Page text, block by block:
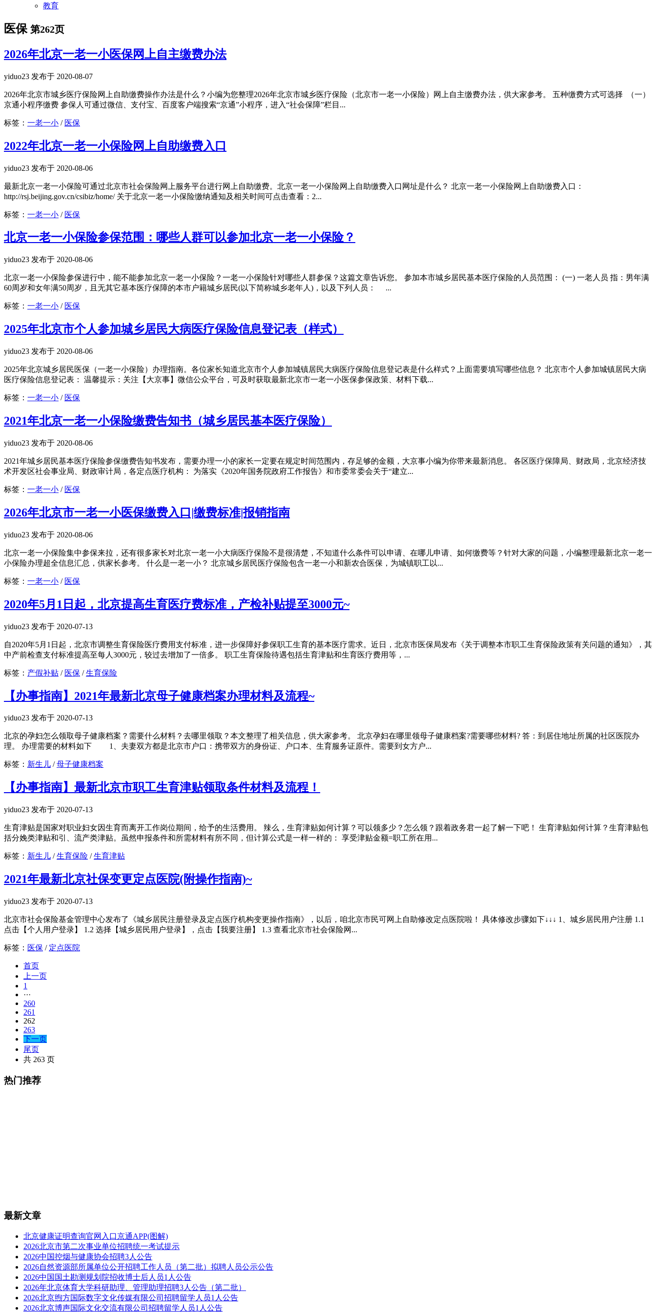
教育
医保 第262页
2026年北京一老一小医保网上自主缴费办法
yiduo23 发布于 2020-08-07
2026年北京市城乡医疗保险网上自助缴费操作办法是什么？小编为您整理2026年北京市城乡医疗保险（北京市一老一小保险）网上自主缴费办法，供大家参考。 五种缴费方式可选择 （一）
京通小程序缴费 参保人可通过微信、支付宝、百度客户端搜索“京通”小程序，进入“社会保障”栏目...
标签： 一老一小 / 医保
2022年北京一老一小保险网上自助缴费入口
yiduo23 发布于 2020-08-06
最新北京一老一小保险可通过北京市社会保险网上服务平台进行网上自助缴费。北京一老一小保险网上自助缴费入口网址是什么？ 北京一老一小保险网上自助缴费入口：
http://rsj.beijing.gov.cn/csibiz/home/ 关于北京一老一小保险缴纳通知及相关时间可点击查看：2...
标签： 一老一小 / 医保
北京一老一小保险参保范围：哪些人群可以参加北京一老一小保险？
yiduo23 发布于 2020-08-06
北京一老一小保险参保进行中，能不能参加北京一老一小保险？一老一小保险针对哪些人群参保？这篇文章告诉您。 参加本市城乡居民基本医疗保险的人员范围： (一) 一老人员 指：男年满
60周岁和女年满50周岁，且无其它基本医疗保障的本市户籍城乡居民(以下简称城乡老年人)，以及下列人员： ...
标签： 一老一小 / 医保
2025年北京市个人参加城乡居民大病医疗保险信息登记表（样式）
yiduo23 发布于 2020-08-06
2025年北京城乡居民医保（一老一小保险）办理指南。各位家长知道北京市个人参加城镇居民大病医疗保险信息登记表是什么样式？上面需要填写哪些信息？ 北京市个人参加城镇居民大病
医疗保险信息登记表： 温馨提示：关注【大京事】微信公众平台，可及时获取最新北京市一老一小医保参保政策、材料下载...
标签： 一老一小 / 医保
2021年北京一老一小保险缴费告知书（城乡居民基本医疗保险）
yiduo23 发布于 2020-08-06
2021年城乡居民基本医疗保险参保缴费告知书发布，需要办理一小的家长一定要在规定时间范围内，存足够的金额，大京事小编为你带来最新消息。 各区医疗保障局、财政局，北京经济技
术开发区社会事业局、财政审计局，各定点医疗机构： 为落实《2020年国务院政府工作报告》和市委常委会关于“建立...
标签： 一老一小 / 医保
2026年北京市一老一小医保缴费入口|缴费标准|报销指南
yiduo23 发布于 2020-08-06
北京一老一小保险集中参保来拉，还有很多家长对北京一老一小大病医疗保险不是很清楚，不知道什么条件可以申请、在哪儿申请、如何缴费等？针对大家的问题，小编整理最新北京一老一
小保险办理超全信息汇总，供家长参考。 什么是一老一小？ 北京城乡居民医疗保险包含一老一小和新农合医保，为城镇职工以...
标签： 一老一小 / 医保
2020年5月1日起，北京提高生育医疗费标准，产检补贴提至3000元~
yiduo23 发布于 2020-07-13
自2020年5月1日起，北京市调整生育保险医疗费用支付标准，进一步保障好参保职工生育的基本医疗需求。近日，北京市医保局发布《关于调整本市职工生育保险政策有关问题的通知》，其
中产前检查支付标准提高至每人3000元，较过去增加了一倍多。 职工生育保险待遇包括生育津贴和生育医疗费用等，...
标签： 产假补贴 / 医保 /生育保险
【办事指南】2021年最新北京母子健康档案办理材料及流程~
yiduo23 发布于 2020-07-13
北京的孕妇怎么领取母子健康档案？需要什么材料？去哪里领取？本文整理了相关信息，供大家参考。 北京孕妇在哪里领母子健康档案?需要哪些材料? 答：到居住地址所属的社区医院办
理。 办理需要的材料如下 1、夫妻双方都是北京市户口：携带双方的身份证、户口本、生育服务证原件。需要到女方户...
标签： 新生儿 /母子健康档案
【办事指南】最新北京市职工生育津贴领取条件材料及流程！
yiduo23 发布于 2020-07-13
生育津贴是国家对职业妇女因生育而离开工作岗位期间，给予的生活费用。 辣么，生育津贴如何计算？可以领多少？怎么领？跟着政务君一起了解一下吧！ 生育津贴如何计算？生育津贴包
括分娩类津贴和引、流产类津贴。虽然申报条件和所需材料有所不同，但计算公式是一样一样的： 享受津贴金额=职工所在用...
标签： 新生儿 /生育保险 /生育津贴
2021年最新北京社保变更定点医院(附操作指南)~
yiduo23 发布于 2020-07-13
北京市社会保险基金管理中心发布了《城乡居民注册登录及定点医疗机构变更操作指南》，以后，咱北京市民可网上自助修改定点医院啦！ 具体修改步骤如下↓↓↓ 1、城乡居民用户注册 1.1
点击【个人用户登录】 1.2 选择【城乡居民用户登录】，点击【我要注册】 1.3 查看北京市社会保险网...
标签： 医保 / 定点医院
首页
上一页
1
···
260
261
262
263
下一页
尾页
共 263 页
热门推荐
最新文章
北京健康证明查询官网入口京通APP(图解)
2026北京市第二次事业单位招聘统一考试提示
2026中国控烟与健康协会招聘3人公告
2026自然资源部所属单位公开招聘工作人员（第二批）拟聘人员公示公告
2026中国国土勘测规划院招收博士后人员1人公告
2026年北京体育大学科研助理、管理助理招聘3人公告（第二批）
2026北京煦方国际数字文化传媒有限公司招聘留学人员1人公告
2026北京博声国际文化交流有限公司招聘留学人员1人公告